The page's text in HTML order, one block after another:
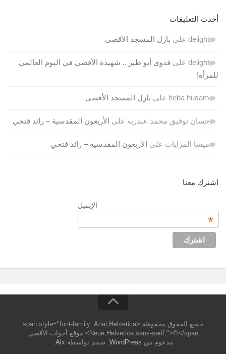
أحدث التعليقات
delight على بازل المسجد الأقصى
delight على فدوى أبو طير .. شهيدة الأقصى في اليوم العالمي
للمرأة!
heba husam على بازل المسجد الأقصى
حسان توفيق محمد عبدربه على الأربعون المقدسية – رائد فتحي
ميسا المرايات على الأربعون المقدسية – رائد فتحي
اشترك معنا
الإيميل
*
جميع الحقوق محفوظة <span style="font-family: Arial,Helvetica
Neue,Helvetica,sans-serif;">©</span> موقع أخوات الأقصي
مدعوم من WordPress. صمم بواسطة Alx
.